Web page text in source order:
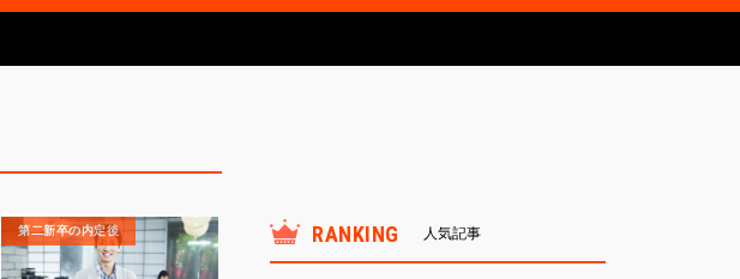
第二新卒の内定後 RANKING 人気記事